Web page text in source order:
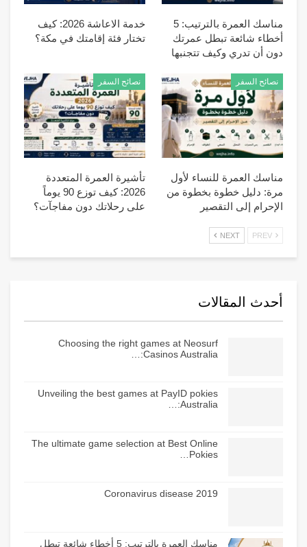
مناسك العمرة بالترتيب: 5
أخطاء شائعة تبطل عمرتك
دون أن تدري وكيف تتجنبها
خدمة الاعاشة 2026: كيف
تختار فئة إقامتك في مكة؟
نصائح السفر
مناسك العمرة للنساء لأول
مرة: دليل خطوة بخطوة من
الإحرام إلى التقصير
نصائح السفر
تأشيرة العمرة المتعددة
2026: كيف توزع 90 يوماً
على رحلاتك دون مفاجآت؟
NEXT
أحدث المقالات
Choosing the right games at Neosurf
Casinos Australia:…
Unveiling the best games at PayID pokies
Australia:…
The ultimate game selection at Best Online
Pokies…
Coronavirus disease 2019
مناسك العمرة بالترتيب: 5 أخطاء شائعة تبطل